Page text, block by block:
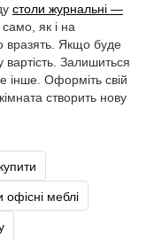
столи журнальні —
само, як і на
вразять. Якщо буде
вартість. Залишиться
інше. Оформіть свій
створить нову
офісні меблі